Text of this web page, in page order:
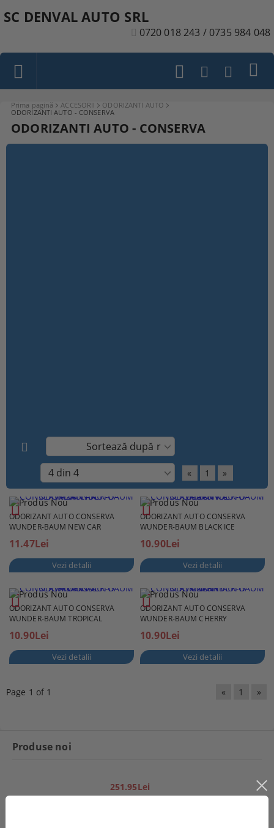
SC DENVAL AUTO SRL
0720 018 243 / 0735 984 048
Prima pagină ACCESORII
ODORIZANTI AUTO
ODORIZANTI AUTO - CONSERVA
ODORIZANTI AUTO - CONSERVA
« 1 »
ODORIZANT AUTO CONSERVA
WUNDER-BAUM NEW CAR
11.47Lei
Vezi detalii
ODORIZANT AUTO CONSERVA
WUNDER-BAUM BLACK ICE
10.90Lei
Vezi detalii
ODORIZANT AUTO CONSERVA
WUNDER-BAUM TROPICAL
10.90Lei
Vezi detalii
ODORIZANT AUTO CONSERVA
WUNDER-BAUM CHERRY
10.90Lei
Vezi detalii
Page 1 of 1 « 1 »
Produse noi
251.95Lei